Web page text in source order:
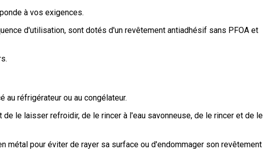
à vos exigences.
d'utilisation, sont dotés d'un revêtement antiadhésif sans PFOA et
au réfrigérateur ou au congélateur.
le laisser refroidir, de le rincer à l'eau savonneuse, de le rincer et de le
pour éviter de rayer sa surface ou d'endommager son revêtement